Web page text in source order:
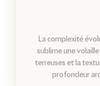
La complexité
sublime une
terreuses et la
profondeur